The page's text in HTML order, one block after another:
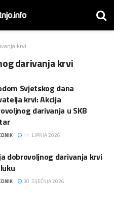
krvi
darivanja krvi
Svjetskog dana
krvi: Akcija
darivanja u SKB
11. LIPNJA 2026.
dobrovoljnog darivanja krvi
30. SIJEČNJA 2026.